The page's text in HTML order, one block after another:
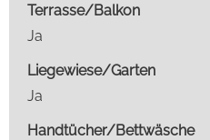
Terrasse/Balkon
Ja
Liegewiese/Garten
Ja
Handtücher/Bettwäsche